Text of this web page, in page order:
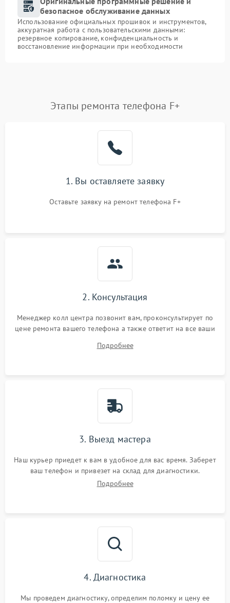
безопасное обслуживание данных
Использование официальных прошивок и инструментов,
аккуратная работа с пользовательскими данными:
резервное копирование, конфиденциальность и
восстановление информации при необходимости
Этапы ремонта телефона F+
1. Вы оставляете заявку
Оставьте заявку на ремонт телефона F+
2. Консультация
Менеджер колл центра позвонит вам, проконсультирует по
цене ремонта вашего телефона а также ответит на все ваши
Подробнее
3. Выезд мастера
Наш курьер приедет к вам в удобное для вас время. Заберет
ваш телефон и привезет на склад для диагностики.
Подробнее
4. Диагностика
Мы проведем диагностику, определим поломку и цену ее